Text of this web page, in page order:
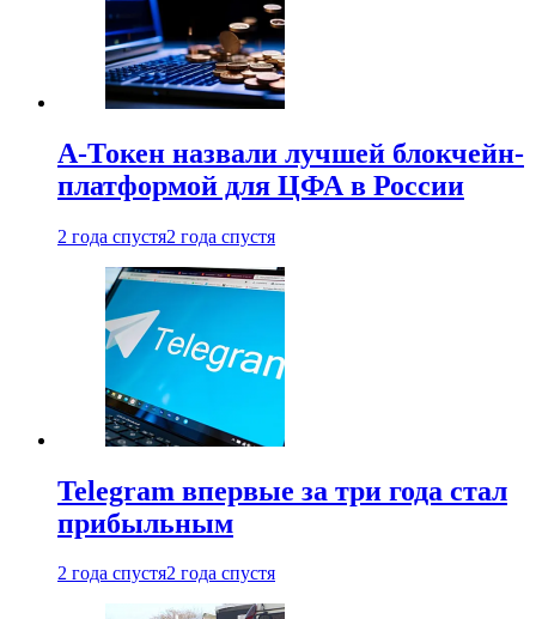
А-Токен назвали лучшей блокчейн-
платформой для ЦФА в России
2 года спустя2 года спустя
Telegram впервые за три года стал
прибыльным
2 года спустя2 года спустя